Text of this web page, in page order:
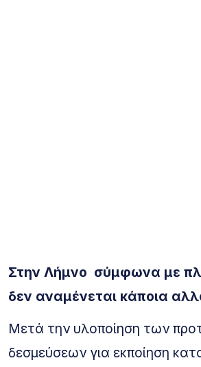
Στην Λήμνο σύμφωνα με
δεν αναμένεται κάποια
Μετά την υλοποίηση των
δεσμεύσεων για εκποίηση